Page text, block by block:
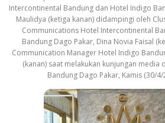
Intercontinental Bandung dan Hotel Indigo
Maulidya (ketiga kanan) didampingi oleh
Communications Hotel Intercontinental
Bandung Dago Pakar, Dina Novia Faisal
Communication Manager Hotel Indigo
(kanan) saat melakukan kunjungan media
Bandung Dago Pakar, Kamis (30/